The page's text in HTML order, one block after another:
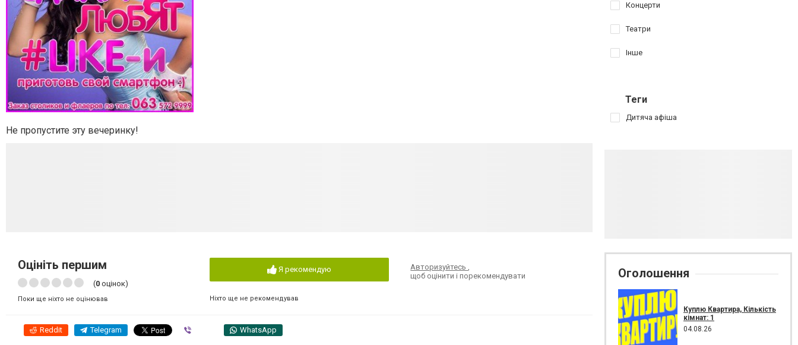
Не пропустите эту вечеринку!
Оцініть першим
(0 оцінок)
Поки ще ніхто не оцінював
Я рекомендую
Ніхто ще не рекомендував
Авторизуйтесь
щоб оцінити і порекомендувати
Reddit Telegram WhatsApp
Концерти
Театри
Інше
Теги
Дитяча афіша
Оголошення
Куплю Квартира, Кількість
кімнат: 1
04.08.26